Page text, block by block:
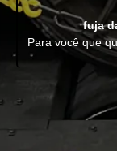
fuja
Para você que